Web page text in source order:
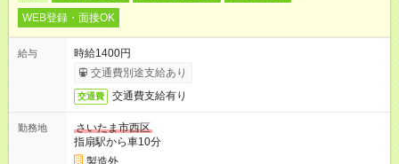
WEB登録・面接OK
給与
時給1400円
交通費別途支給あり
交通費 交通費支給有り
勤務地
さいたま市西区
指扇駅から車10分
製造外